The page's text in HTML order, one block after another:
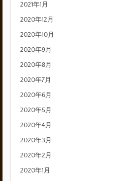
2021年1月
2020年12月
2020年10月
2020年9月
2020年8月
2020年7月
2020年6月
2020年5月
2020年4月
2020年3月
2020年2月
2020年1月